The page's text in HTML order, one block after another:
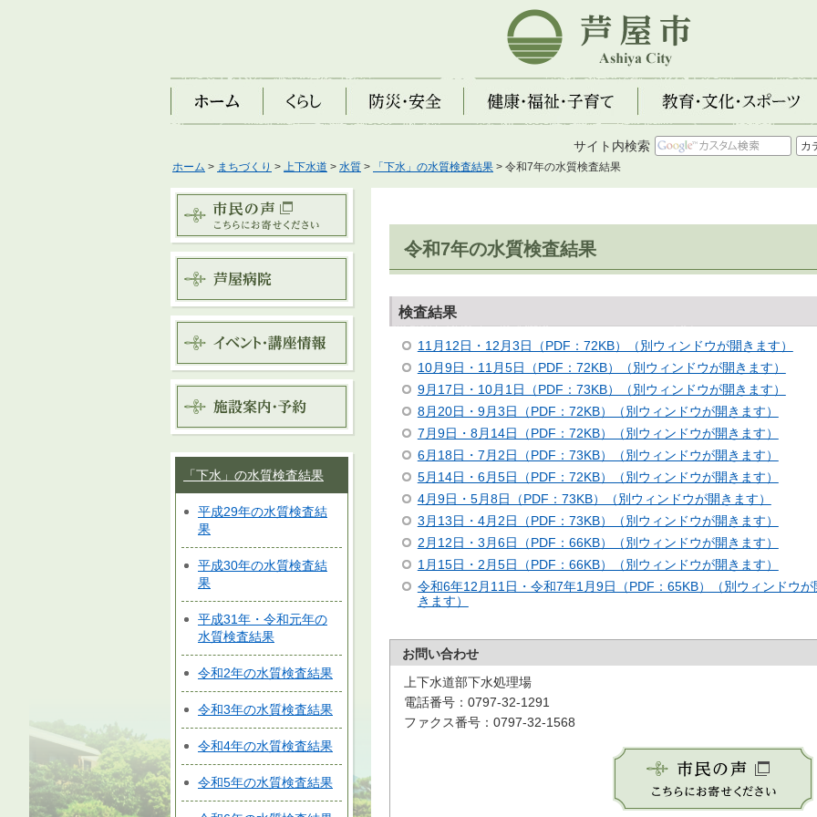
芦屋市
ホーム くらし 防災・安全 健康・福祉・子育て 教育・文化・スポーツ
サイト内検索
ホーム > まちづくり > 上下水道 > 水質 > 「下水」の水質検査結果 > 令和7年の水質検査結果
「下水」の水質検査結果
平成29年の水質検査結
果
平成30年の水質検査結
果
平成31年・令和元年の
水質検査結果
令和2年の水質検査結果
令和3年の水質検査結果
令和4年の水質検査結果
令和5年の水質検査結果
令和7年の水質検査結果
検査結果
11月12日・12月3日（PDF：72KB）（別ウィンドウが開きます）
10月9日・11月5日（PDF：72KB）（別ウィンドウが開きます）
9月17日・10月1日（PDF：73KB）（別ウィンドウが開きます）
8月20日・9月3日（PDF：72KB）（別ウィンドウが開きます）
7月9日・8月14日（PDF：72KB）（別ウィンドウが開きます）
6月18日・7月2日（PDF：73KB）（別ウィンドウが開きます）
5月14日・6月5日（PDF：72KB）（別ウィンドウが開きます）
4月9日・5月8日（PDF：73KB）（別ウィンドウが開きます）
3月13日・4月2日（PDF：73KB）（別ウィンドウが開きます）
2月12日・3月6日（PDF：66KB）（別ウィンドウが開きます）
1月15日・2月5日（PDF：66KB）（別ウィンドウが開きます）
令和6年12月11日・令和7年1月9日（PDF：65KB）（別ウィンドウが
きます）
お問い合わせ
上下水道部下水処理場
電話番号：0797-32-1291
ファクス番号：0797-32-1568